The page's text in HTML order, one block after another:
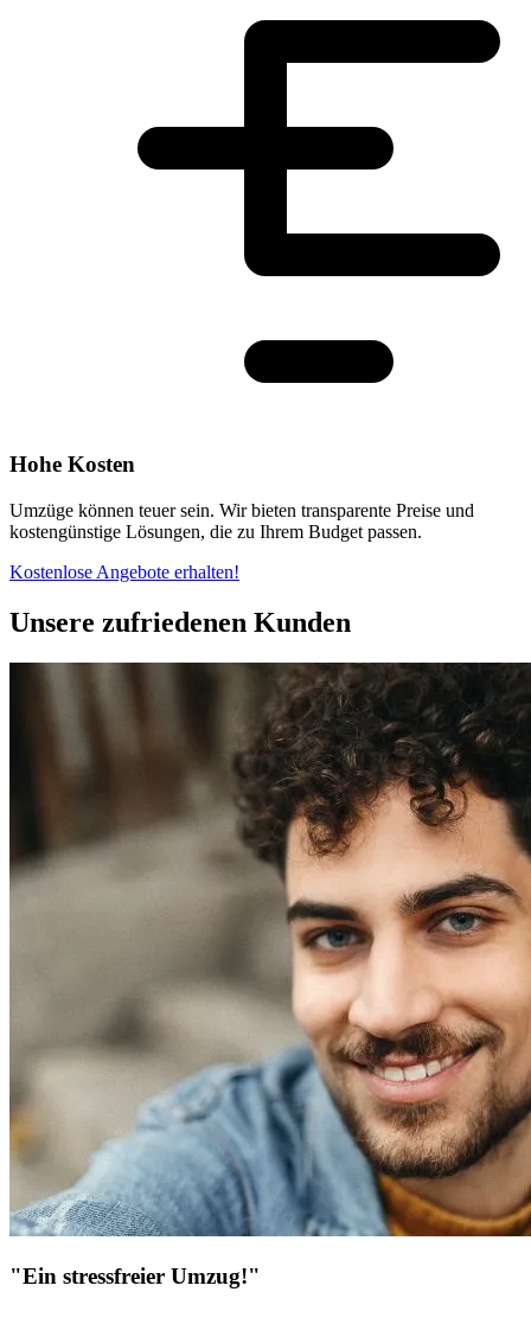
Hohe Kosten
Umzüge können teuer sein. Wir bieten transparente Preise und
kostengünstige Lösungen, die zu Ihrem Budget passen.
Kostenlose Angebote erhalten!
Unsere zufriedenen Kunden
"Ein stressfreier Umzug!"